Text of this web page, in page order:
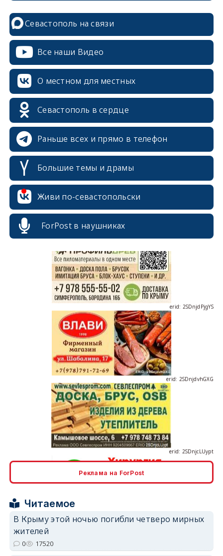
Севастополь на связи
Все наши Видео
О местном для местных
Севастополь в сердце
Раньше всех и прямо в телефон
Большие темы и драмы
Живи по-севастопольски
ForPost в наушниках
erid: 2SDnjdPjgYS
erid: 2SDnjdvhGXG
Реклама на ForPost
Читаемое
В Крыму этой ночью погибли четверо мирных
жителей
0 17520